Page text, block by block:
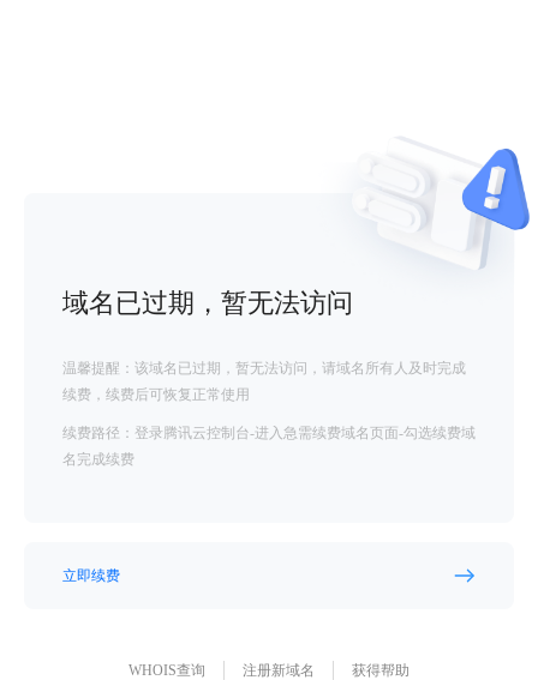
域名已过期，暂无法访问
温馨提醒：该域名已过期，暂无法访问，请域名所有人及时完成
续费，续费后可恢复正常使用
续费路径：登录腾讯云控制台-进入急需续费域名页面-勾选续费域
名完成续费
立即续费
WHOIS查询 注册新域名 获得帮助